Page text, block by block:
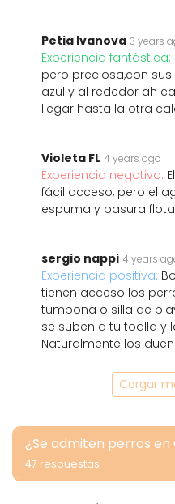
Petia Ivanova 3 years
Experiencia fantástica:
pero preciosa,con
azul y al rededor ah
llegar hasta la otra
Violeta FL 4 years ago
Experiencia negativa:
fácil acceso, pero el
espuma y basura
sergio nappi 4 years
Experiencia positiva:
tienen acceso los
tumbona o silla de
se suben a tu toalla y
Naturalmente los
Cargar
¿Se admiten perros en
47 respuestas